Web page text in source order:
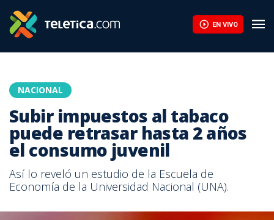
EN VIVO
NACIONAL
Subir impuestos al tabaco
puede retrasar hasta 2 años
el consumo juvenil
Así lo reveló un estudio de la Escuela de
Economía de la Universidad Nacional (UNA).